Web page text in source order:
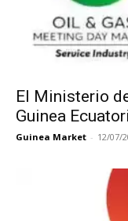
El Ministerio
Guinea
Guinea Market - 12/07/